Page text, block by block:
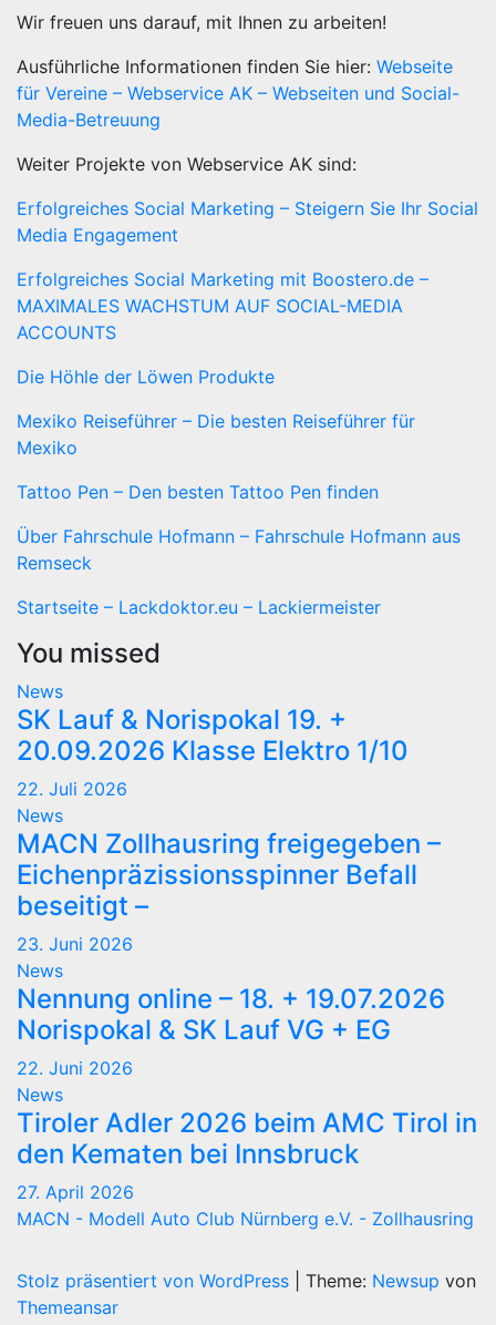
Wir freuen uns darauf, mit Ihnen zu arbeiten!
Ausführliche Informationen finden Sie hier: Webseite
für Vereine – Webservice AK – Webseiten und Social-
Media-Betreuung
Weiter Projekte von Webservice AK sind:
Erfolgreiches Social Marketing – Steigern Sie Ihr Social
Media Engagement
Erfolgreiches Social Marketing mit Boostero.de –
MAXIMALES WACHSTUM AUF SOCIAL-MEDIA
ACCOUNTS
Die Höhle der Löwen Produkte
Mexiko Reiseführer – Die besten Reiseführer für
Mexiko
Tattoo Pen – Den besten Tattoo Pen finden
Über Fahrschule Hofmann – Fahrschule Hofmann aus
Remseck
Startseite – Lackdoktor.eu – Lackiermeister
You missed
News
SK Lauf & Norispokal 19. +
20.09.2026 Klasse Elektro 1/10
22. Juli 2026
News
MACN Zollhausring freigegeben –
Eichenpräzissionsspinner Befall
beseitigt –
23. Juni 2026
News
Nennung online – 18. + 19.07.2026
Norispokal & SK Lauf VG + EG
22. Juni 2026
News
Tiroler Adler 2026 beim AMC Tirol in
den Kematen bei Innsbruck
27. April 2026
MACN - Modell Auto Club Nürnberg e.V. - Zollhausring
Stolz präsentiert von WordPress Theme: Newsup von
Themeansar